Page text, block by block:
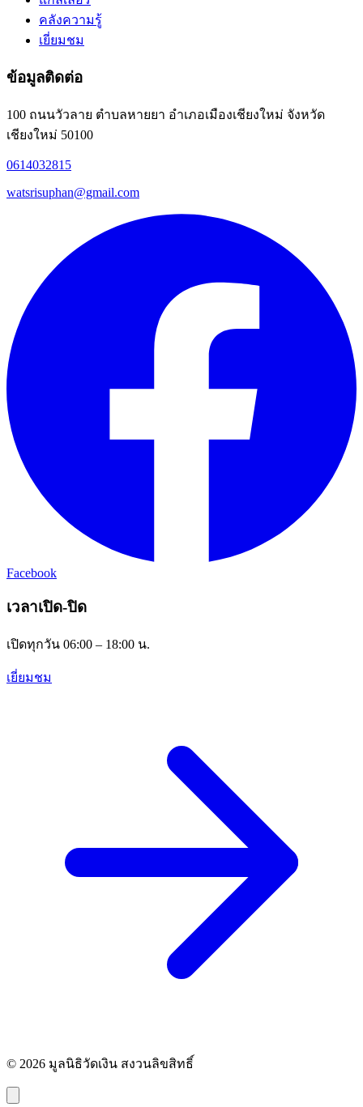
คลังความรู้
เยี่ยมชม
ข้อมูลติดต่อ
100 ถนนวัวลาย ตำบลหายยา อำเภอเมืองเชียงใหม่ จังหวัด
เชียงใหม่ 50100
0614032815
watsrisuphan@gmail.com
Facebook
เวลาเปิด-ปิด
เปิดทุกวัน 06:00 – 18:00 น.
เยี่ยมชม
© 2026 มูลนิธิวัดเงิน สงวนลิขสิทธิ์